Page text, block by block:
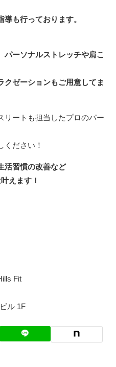
も行っております。
パーソナルストレッチや肩こ
クゼーションもご用意してま
リートも担当したプロのパー
ください！
活習慣の改善など
えます！
Fit
ル 1F